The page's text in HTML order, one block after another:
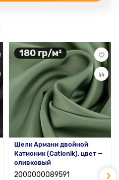
180 гр/м²
Шелк Армани двойной
Катионик (Cationik), цвет —
оливковый
2000000089591